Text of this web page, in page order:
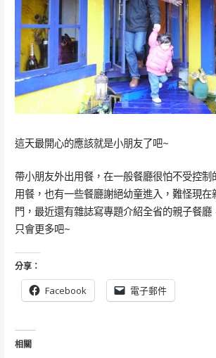
這天最開心的應該就是小朋友了吧~
帶小朋友外出用餐，在一般餐廳很怕不受控制
用餐，也有一些餐廳謝絕幼童進入，難怪現在
門，最近還有雜誌寫專題介紹全省的親子餐廳
只會更多吧~
分享：
Facebook 電子郵件
相關